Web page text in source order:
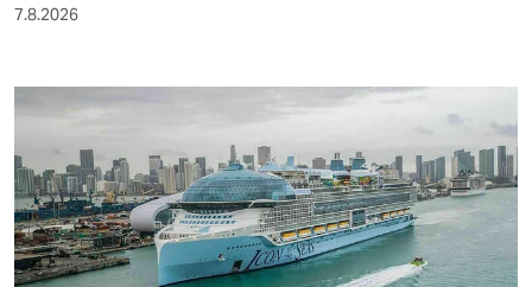
7.8.2026